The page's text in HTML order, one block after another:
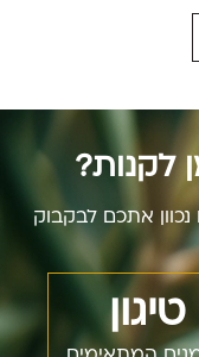
לקנות?
אתכם לבקבוק
טיגון